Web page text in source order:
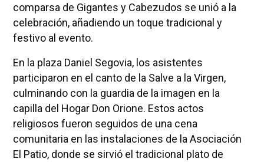
comparsa de Gigantes y Cabezudos se unió a la
celebración, añadiendo un toque tradicional y
festivo al evento.
En la plaza Daniel Segovia, los asistentes
participaron en el canto de la Salve a la Virgen,
culminando con la guardia de la imagen en la
capilla del Hogar Don Orione. Estos actos
religiosos fueron seguidos de una cena
comunitaria en las instalaciones de la Asociación
El Patio, donde se sirvió el tradicional plato de